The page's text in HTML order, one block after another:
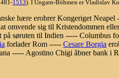
1513). I Ungarn-Böhmen er Vladislav
hære erobrer Kongeriget
at omvende sig til Kristendommen
på søruten til Indien ----- Columbus
forlader Rom ----- Cesare Borgia
----- Agostino Chigi åbner bank i